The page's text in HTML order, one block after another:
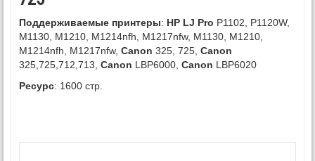
Поддерживаемые принтеры: HP LJ Pro P1102, P1120W,
M1130, M1210, M1214nfh, M1217nfw, M1130, M1210,
M1214nfh, M1217nfw, Canon 325, 725, Canon
325,725,712,713, Canon LBP6000, Canon LBP6020
Ресурс: 1600 стр.